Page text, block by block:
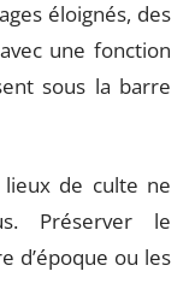
éloignés, des
une fonction
sous la barre
de culte ne
Préserver le
d’époque ou les